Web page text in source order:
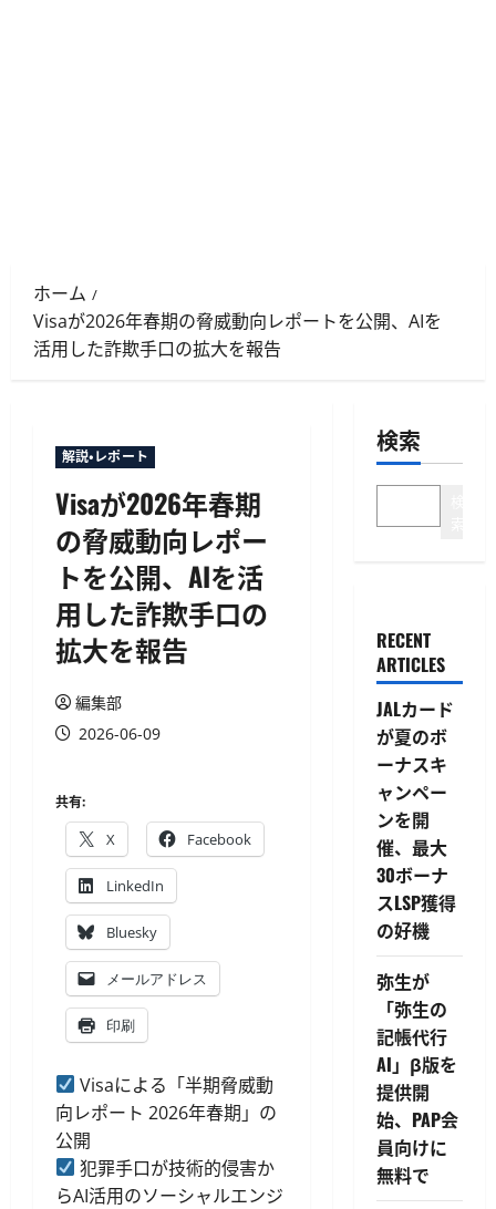
ホーム
Visaが2026年春期の脅威動向レポートを公開、AIを
活用した詐欺手口の拡大を報告
解説・レポート
Visaが2026年春期
の脅威動向レポー
トを公開、AIを活
用した詐欺手口の
拡大を報告
編集部
2026-06-09
共有:
X Facebook
LinkedIn
Bluesky
メールアドレス
印刷
Visaによる「半期脅威動
向レポート 2026年春期」の
公開
犯罪手口が技術的侵害か
らAI活用のソーシャルエンジ
検索
RECENT
ARTICLES
JALカード
が夏のボ
ーナスキ
ャンペー
ンを開
催、最大
30ボーナ
スLSP獲得
の好機
弥生が
「弥生の
記帳代行
AI」β版を
提供開
始、PAP会
員向けに
無料で